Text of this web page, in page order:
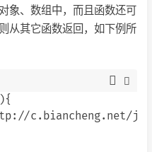
象、数组中，而且函数还可
从其它函数返回，如下例所
c.biancheng.net/